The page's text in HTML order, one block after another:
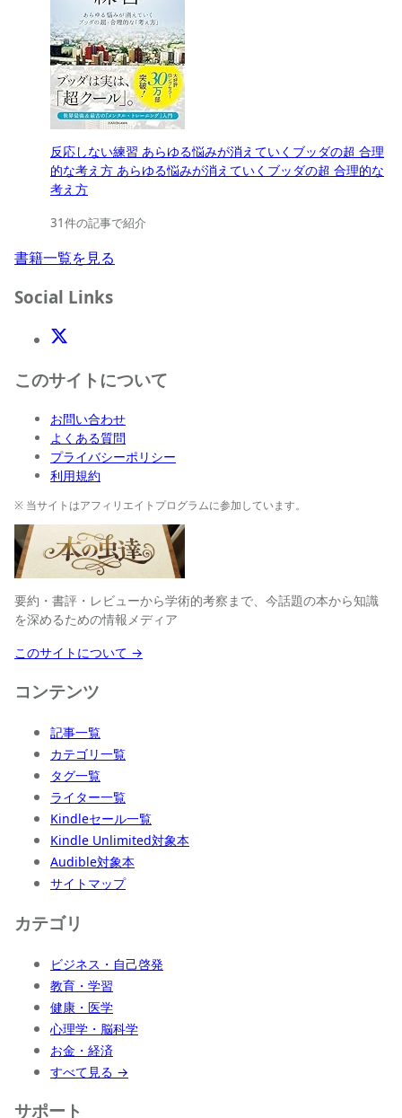
反応しない練習 あらゆる悩みが消えていくブッダの超 合理
的な考え方 あらゆる悩みが消えていくブッダの超 合理的な
考え方
31件の記事で紹介
書籍一覧を見る
Social Links
X(Twitter)
このサイトについて
お問い合わせ
よくある質問
プライバシーポリシー
利用規約
※ 当サイトはアフィリエイトプログラムに参加しています。
要約・書評・レビューから学術的考察まで、今話題の本から知識
を深めるための情報メディア
このサイトについて →
コンテンツ
記事一覧
カテゴリ一覧
タグ一覧
ライター一覧
Kindleセール一覧
Kindle Unlimited対象本
Audible対象本
サイトマップ
カテゴリ
ビジネス・自己啓発
教育・学習
健康・医学
心理学・脳科学
お金・経済
すべて見る →
サポート